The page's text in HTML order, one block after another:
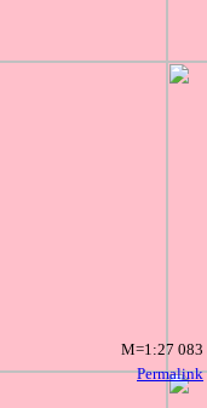
Permalink
M=1:27 083